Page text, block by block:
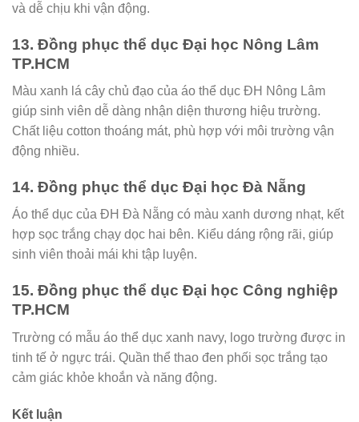
và dễ chịu khi vận động.
13. Đồng phục thể dục Đại học Nông Lâm
TP.HCM
Màu xanh lá cây chủ đạo của áo thể dục ĐH Nông Lâm
giúp sinh viên dễ dàng nhận diện thương hiệu trường.
Chất liệu cotton thoáng mát, phù hợp với môi trường vận
động nhiều.
14. Đồng phục thể dục Đại học Đà Nẵng
Áo thể dục của ĐH Đà Nẵng có màu xanh dương nhạt, kết
hợp sọc trắng chạy dọc hai bên. Kiểu dáng rộng rãi, giúp
sinh viên thoải mái khi tập luyện.
15. Đồng phục thể dục Đại học Công nghiệp
TP.HCM
Trường có mẫu áo thể dục xanh navy, logo trường được in
tinh tế ở ngực trái. Quần thể thao đen phối sọc trắng tạo
cảm giác khỏe khoắn và năng động.
Kết luận